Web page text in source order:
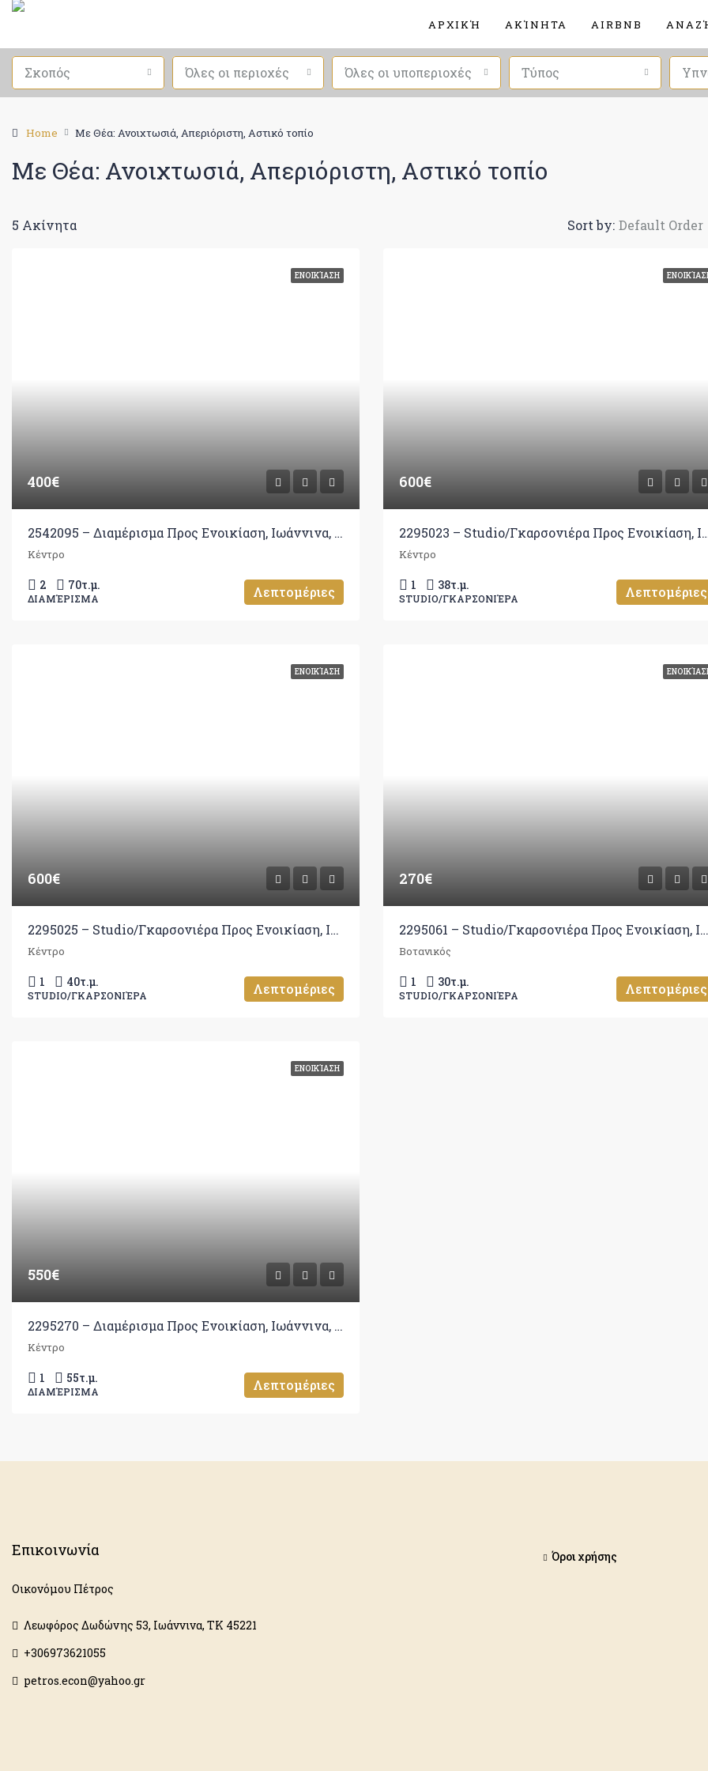
ΑΡΧΙΚΉ ΑΚΊΝΗΤΑ AIRBNB
Σκοπός Όλες οι περιοχές Όλες οι υποπεριοχές Τύπος
Home Με Θέα: Ανοιχτωσιά, Απεριόριστη, Αστικό τοπίο
Με Θέα: Ανοιχτωσιά, Απεριόριστη, Αστικό τοπίο
5 Ακίνητα Sort by: Default Order
ΕΝΟΙΚΊΑΣΗ
400€
2542095 – Διαμέρισμα Προς Ενοικίαση, Ιωάννινα, 70 τ.μ., €400
Κέντρο
2 70τ.μ.
ΔΙΑΜΈΡΙΣΜΑ Λεπτομέριες
600€
2295023 – Studio/Γκαρσονιέρα
Κέντρο
1 38τ.μ.
STUDIO/ΓΚΑΡΣΟΝΙΈΡΑ Λεπτομέριες
ΕΝΟΙΚΊΑΣΗ
600€
2295025 – Studio/Γκαρσονιέρα Προς Ενοικίαση, Ιωάννινα, 40 τ.μ., €600
Κέντρο
1 40τ.μ.
STUDIO/ΓΚΑΡΣΟΝΙΈΡΑ Λεπτομέριες
270€
2295061 – Studio/Γκαρσονιέρα Προς Ενοικίαση, Ιωάννινα, 30 τ.μ., €270
Βοτανικός
1 30τ.μ.
STUDIO/ΓΚΑΡΣΟΝΙΈΡΑ Λεπτομέριες
ΕΝΟΙΚΊΑΣΗ
550€
2295270 – Διαμέρισμα Προς Ενοικίαση, Ιωάννινα, 55 τ.μ., €550
Κέντρο
1 55τ.μ.
ΔΙΑΜΈΡΙΣΜΑ Λεπτομέριες
Επικοινωνία
Οικονόμου Πέτρος
Λεωφόρος Δωδώνης 53, Ιωάννινα, ΤΚ 45221
+306973621055
petros.econ@yahoo.gr
Όροι χρήσης